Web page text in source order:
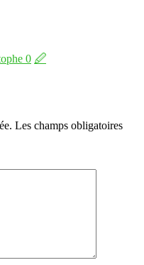
0 🖉
Les champs obligatoires